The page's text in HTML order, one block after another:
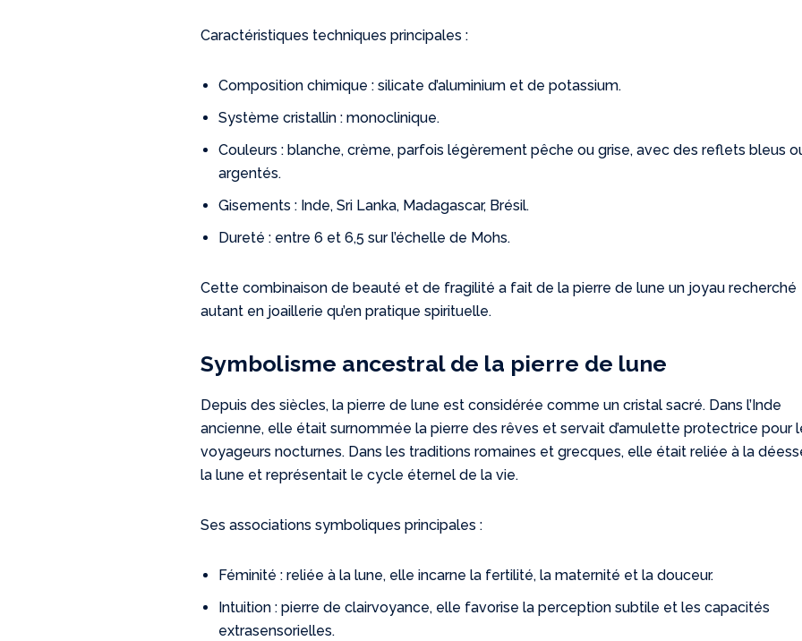
Caractéristiques techniques principales :
Composition chimique : silicate d’aluminium et de potassium.
Système cristallin : monoclinique.
Couleurs : blanche, crème, parfois légèrement pêche ou grise, avec des reflets bleus
argentés.
Gisements : Inde, Sri Lanka, Madagascar, Brésil.
Dureté : entre 6 et 6,5 sur l’échelle de Mohs.
Cette combinaison de beauté et de fragilité a fait de la pierre de lune un joyau recherché
autant en joaillerie qu’en pratique spirituelle.
Symbolisme ancestral de la pierre de lune
Depuis des siècles, la pierre de lune est considérée comme un cristal sacré. Dans l’Inde
ancienne, elle était surnommée la pierre des rêves et servait d’amulette protectrice pour
voyageurs nocturnes. Dans les traditions romaines et grecques, elle était reliée à la
la lune et représentait le cycle éternel de la vie.
Ses associations symboliques principales :
Féminité : reliée à la lune, elle incarne la fertilité, la maternité et la douceur.
Intuition : pierre de clairvoyance, elle favorise la perception subtile et les capacités
extrasensorielles.